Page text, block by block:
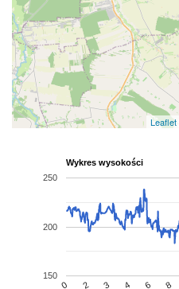
Leaflet
Wykres wysokości
0 2 3 4 6 8
150
200
250